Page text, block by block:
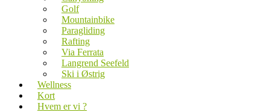
Golf
Mountainbike
Paragliding
Rafting
Via Ferrata
Langrend Seefeld
Ski i Østrig
Wellness
Kort
Hvem er vi ?